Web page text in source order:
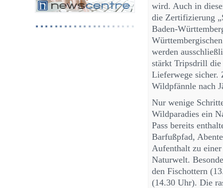
wird. Auch in
die Zertifizierung
Baden-
werden
stärkt Tripsdrill die
Lieferwege sicher.
Wildpfännle nach
Nur wenige
Wildparadies ein
Pass bereits
Barfußpfad,
Aufenthalt zu
Naturwelt.
den Fischottern
(14.30 Uhr). Die